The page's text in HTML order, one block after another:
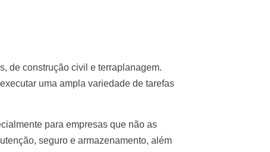
de construção civil e terraplanagem.
uma ampla variedade de tarefas
para empresas que não as
seguro e armazenamento, além